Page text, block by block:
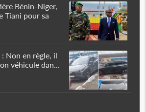
Bénin-Niger,
Tiani pour sa
Non en règle, il
véhicule dan...